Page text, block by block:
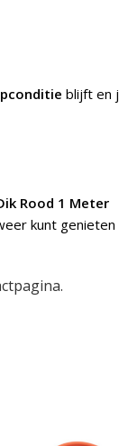
blijft en
Rood 1 Meter
kunt genieten
.